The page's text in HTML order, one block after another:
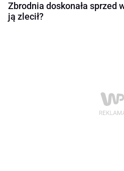
Zbrodnia doskonała sprzed
ją zlecił?